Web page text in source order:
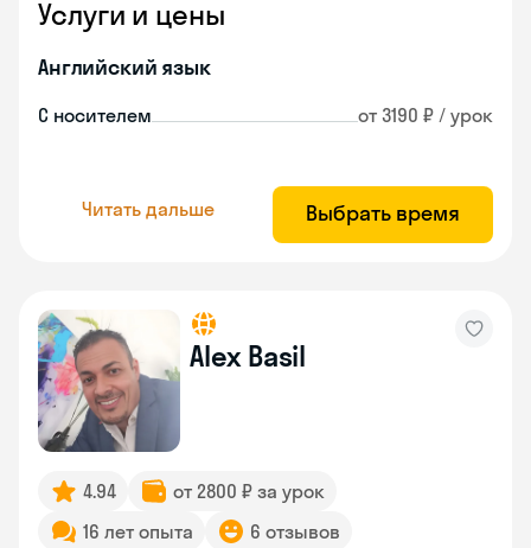
Услуги и цены
Английский язык
С носителем от 3190 ₽ / урок
Читать дальше Выбрать время
Alex Basil
4.94
от 2800 ₽ за урок
16 лет опыта
6 отзывов